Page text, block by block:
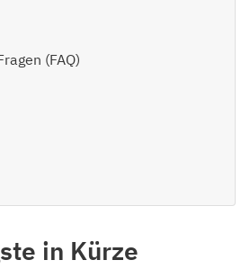
(FAQ)
in Kürze